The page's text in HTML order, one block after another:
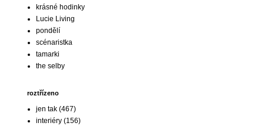
krásné hodinky
Lucie Living
pondělí
scénaristka
tamarki
the selby
roztřízeno
jen tak (467)
interiéry (156)